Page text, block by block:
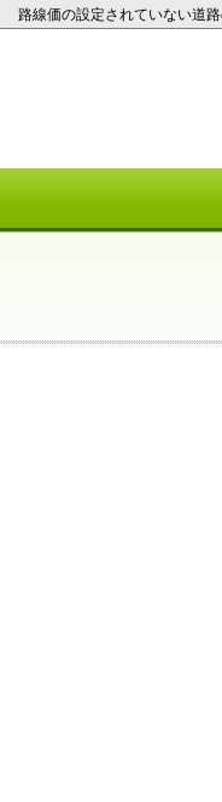
路線価の設定されていない道